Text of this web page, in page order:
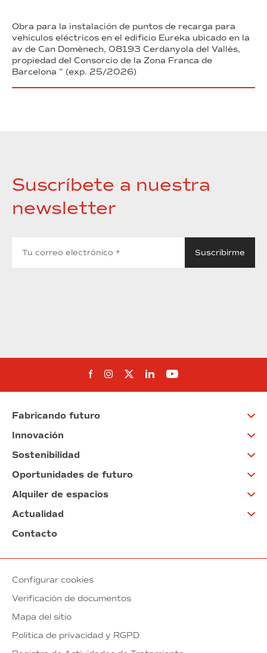
Obra para la instalación de puntos de recarga para
vehículos eléctricos en el edificio Eureka ubicado en la
av de Can Domènech, 08193 Cerdanyola del Vallès,
propiedad del Consorcio de la Zona Franca de
Barcelona ” (exp. 25/2026)
Suscríbete a nuestra
newsletter
Síguenos en Facebook
Síguenos en Instagram
Síguenos en Twitter
Síguenos en Linkedin
Síguenos en
Fabricando futuro
Innovación
Sostenibilidad
Oportunidades de futuro
Alquiler de espacios
Actualidad
Contacto
Configurar cookies
Verificación de documentos
Mapa del sitio
Política de privacidad y RGPD